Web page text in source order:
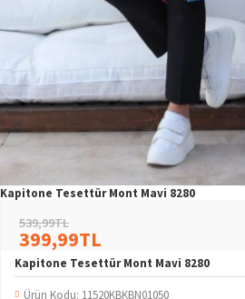
Kapitone Tesettür Mont Mavi 8280
Kapitone Tesettür Mont Mavi 8280
Ürün Kodu: 11520KBKBN01050
399,99TL
539,99TL